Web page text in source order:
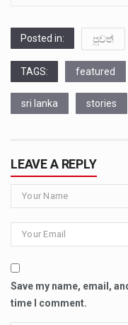
Posted in: පුවත්
TAGS: featured
sri lanka stories
LEAVE A REPLY
Save my name, email,
time I comment.